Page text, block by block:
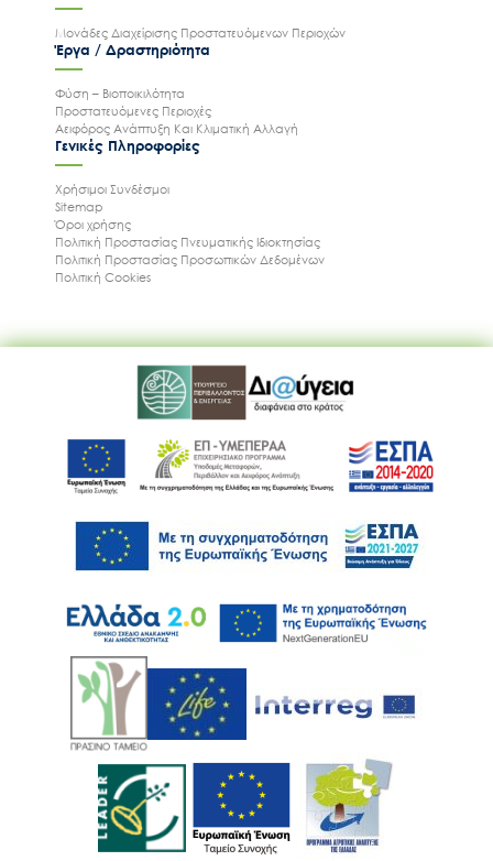
Ακολουθήστε μας
Μονάδες Διαχείρισης Προστατευόμενων Περιοχών
Έργα / Δραστηριότητα
Φύση – Βιοποικιλότητα
Προστατευόμενες Περιοχές
Αειφόρος Ανάπτυξη Και Κλιματική Αλλαγή
Γενικές Πληροφορίες
Χρήσιμοι Συνδέσμοι
Sitemap
Όροι χρήσης
Πολιτική Προστασίας Πνευματικής Ιδιοκτησίας
Πολιτική Προστασίας Προσωπικών Δεδομένων
Πολιτική Cookies